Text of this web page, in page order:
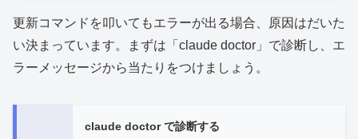
更新コマンドを叩いてもエラーが出る場合、原因はだいた
い決まっています。まずは「claude doctor」で診断し、エ
ラーメッセージから当たりをつけましょう。
claude doctor で診断する